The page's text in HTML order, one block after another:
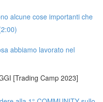
alcune cose importanti che
abbiamo lavorato nel
[Trading Camp 2023]